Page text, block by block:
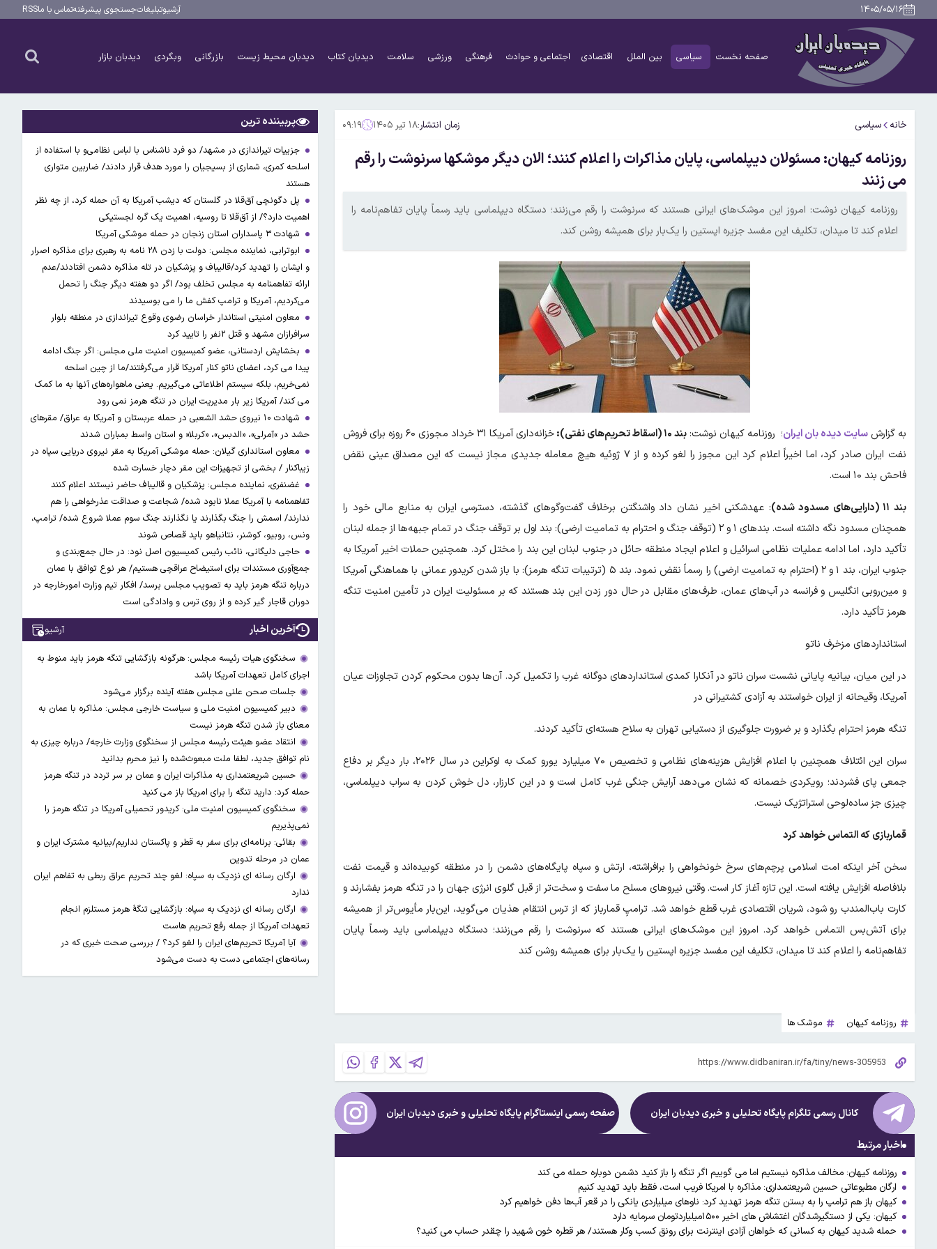
۱۴۰۵/۰۵/۱۶ آرشیوتبلیغاتجستجوی پیشرفتهتماس با ماRSS
صفحه نخست سیاسی بین الملل اقتصادی اجتماعی و حوادث فرهنگی ورزشی سلامت دیدبان کتاب دیدبان محیط زیست بازرگانی وبگردی دیدبان بازار
خانه سیاسی زمان انتشار:۱۸ تیر ۱۴۰۵ ۰۹:۱۹
روزنامه کیهان: مسئولان دیپلماسی، پایان مذاکرات را اعلام کنند؛ الان دیگر موشکها سرنوشت را رقم
می زنند
روزنامه کیهان نوشت: امروز این موشک‌های ایرانی هستند که سرنوشت را رقم می‌زنند؛ دستگاه دیپلماسی باید رسماً پایان تفاهم‌نامه را
اعلام کند تا میدان، تکلیف این مفسد جزیره اپستین را یک‌بار برای همیشه روشن کند.
به گزارشسایت دیده بان ایران؛ روزنامه کیهان نوشت:بند ۱۰ (اسقاط تحریم‌های نفتی):
خزانه‌داری آمریکا ۳۱ خرداد مجوزی ۶۰ روزه برای فروش
نفت ایران صادر کرد، اما اخیراً اعلام کرد این مجوز را لغو کرده و از ۷ ژوئیه هیچ معامله جدیدی مجاز نیست که این مصداق عینی نقض
فاحش بند ۱۰ است.
بند ۱۱ (دارایی‌های مسدود شده)
: عهدشکنی اخیر نشان داد واشنگتن برخلاف گفت‌وگوهای گذشته، دسترسی ایران به منابع مالی خود را
همچنان مسدود نگه داشته است. بندهای ۱ و ۲ (توقف جنگ و احترام به تمامیت ارضی): بند اول بر توقف جنگ در تمام جبهه‌ها از جمله لبنان
تأکید دارد، اما ادامه عملیات نظامی اسرائیل و اعلام ایجاد منطقه حائل در جنوب لبنان این بند را مختل کرد. همچنین حملات اخیر آمریکا به
جنوب ایران، بند ۱ و ۲ (احترام به تمامیت ارضی) را رسماً نقض نمود. بند ۵ (ترتیبات تنگه هرمز): با باز شدن کریدور عمانی با هماهنگی آمریکا
و مین‌روبی انگلیس و فرانسه در آب‌های عمان، طرف‌های مقابل در حال دور زدن این بند هستند که بر مسئولیت ایران در تأمین امنیت تنگه
هرمز تأکید دارد.
استانداردهای مزخرف ناتو
در این میان، بیانیه پایانی نشست سران ناتو در آنکارا کمدی استانداردهای دوگانه غرب را تکمیل کرد. آن‌ها بدون محکوم کردن تجاوزات عیان
آمریکا، وقیحانه از ایران خواستند به آزادی کشتیرانی در
تنگه هرمز احترام بگذارد و بر ضرورت جلوگیری از دستیابی تهران به سلاح هسته‌ای تأکید کردند.
سران این ائتلاف همچنین با اعلام افزایش هزینه‌های نظامی و تخصیص ۷۰ میلیارد یورو کمک به اوکراین در سال ۲۰۲۶، بار دیگر بر دفاع
جمعی پای فشردند؛ رویکردی خصمانه که نشان می‌دهد آرایش جنگی غرب کامل است و در این کارزار، دل‌ خوش کردن به سراب دیپلماسی،
چیزی جز ساده‌لوحی استراتژیک نیست.
قماربازی که التماس خواهد کرد
سخن آخر اینکه امت اسلامی پرچم‌های سرخ خونخواهی را برافراشته، ارتش و سپاه پایگاه‌های دشمن را در منطقه کوبیده‌اند و قیمت نفت
بلافاصله افزایش یافته است. این تازه آغاز کار است. وقتی نیروهای مسلح ما سفت و سخت‌تر از قبل گلوی انرژی جهان را در تنگه هرمز بفشارند و
کارت باب‌المندب رو شود، شریان اقتصادی غرب قطع خواهد شد. ترامپِ قمارباز که از ترس انتقام هذیان می‌گوید، این‌بار مأیوس‌تر از همیشه
برای آتش‌بس التماس خواهد کرد. امروز این موشک‌های ایرانی هستند که سرنوشت را رقم می‌زنند؛ دستگاه دیپلماسی باید رسماً پایان
تفاهم‌نامه را اعلام کند تا میدان، تکلیف این مفسد جزیره اپستین را یک‌بار برای همیشه روشن کند
روزنامه کیهان موشک ها
کانال رسمی تلگرام پایگاه تحلیلی و خبریدیدبان ایران صفحه رسمی اینستاگرام پایگاه تحلیلی و خبریدیدبان ایران
اخبار مرتبط
روزنامه کیهان: مخالف مذاکره نیستیم اما می گوییم اگر تنگه را باز کنید دشمن دوباره حمله می کند
ارگان مطبوعاتی حسین شریعتمداری: مذاکره با امریکا فریب است، فقط باید تهدید کنیم
کیهان باز هم ترامپ را به بستن تنگه هرمز تهدید کرد: ناوهای میلیاردی یانکی را در قعر آب‌ها دفن خواهیم کرد
کیهان: یکی از دستگیرشدگان اغتشاش های اخیر ۱۵۰۰میلیاردتومان سرمایه دارد
حمله شدید کیهان به کسانی که خواهان آزادی اینترنت برای رونق کسب وکار هستند/ هر قطره خون شهید را چقدر حساب می کنید؟
پربیننده ترین
جزییات تیراندازی در مشهد/ دو فرد ناشناس با لباس نظامی‌و با استفاده از
اسلحه کمری، شماری از بسیجیان را مورد هدف قرار دادند/ ضاربین متواری
هستند
پل دگونچی آق‌قلا در گلستان که دیشب آمریکا به آن حمله کرد، از چه نظر
اهمیت دارد؟/ از آق‌قلا تا روسیه، اهمیت یک گره لجستیکی
شهادت ۳ ‌پاسداران استان زنجان در حمله موشکی آمریکا
ابوترابی، نماینده مجلس: دولت با زدن ۲۸ نامه به رهبری برای مذاکره اصرار
و ایشان را تهدید کرد/قالیباف و پزشکیان در تله مذاکره دشمن افتادند/عدم
ارائه تفاهمنامه به مجلس تخلف بود/ اگر دو هفته دیگر جنگ را تحمل
می‌کردیم، آمریکا و ترامپ کفش ما را می بوسیدند
معاون امنیتی استاندار خراسان رضوی وقوع تیراندازی در منطقه بلوار
سرافرازان مشهد و قتل ۲نفر را تایید کرد
بخشایش اردستانی، عضو کمیسیون امنیت ملی مجلس: اگر جنگ ادامه
پیدا می کرد، اعضای ناتو کنار آمریکا قرار می‌گرفتند/ما از چین اسلحه
نمی‌خریم، بلکه سیستم اطلاعاتی می‌گیریم. یعنی ماهواره‌های آنها به ما کمک
می کند/ آمریکا زیر بار مدیریت ایران در تنگه هرمز نمی رود
شهادت ۱۰ نیروی حشد الشعبی در حمله عربستان و آمریکا به عراق/ مقرهای
حشد در »آمرلی»، «الدبس»، «کربلا« و استان واسط بمباران شدند
معاون استانداری گیلان: حمله موشکی آمریکا به مقر نیروی دریایی سپاه در
زیباکنار / بخشی از تجهیزات این مقر دچار خسارت شده
غضنفری، نماینده مجلس: پزشکیان و قالیباف حاضر نیستند اعلام کنند
تفاهمنامه با آمریکا عملا نابود شده/ شجاعت و صداقت عذرخواهی را هم
ندارند/ اسمش را جنگ بگذارند یا نگذارند جنگ سوم عملا شروع شده/ ترامپ،
ونس، روبیو، کوشنر، نتانیاهو باید قصاص شوند
حاجی دلیگانی، نائب رئیس کمیسیون اصل نود: در حال جمع‌بندی و
جمع‌آوری مستندات برای استیضاح عراقچی هستیم/ هر نوع توافق با عمان
درباره تنگه هرمز باید به تصویب مجلس برسد/ افکار تیم وزارت امورخارجه در
دوران قاجار گیر کرده و از روی ترس و وادادگی است
آخرین اخبار آرشیو
سخنگوی هیات رئیسه مجلس: هرگونه بازگشایی تنگه هرمز باید منوط به
اجرای کامل تعهدات آمریکا باشد
جلسات صحن علنی مجلس هفته آینده برگزار می‌شود
دبیر کمیسیون امنیت ملی و سیاست خارجی مجلس: مذاکره با عمان به
معنای باز شدن تنگه هرمز نیست
انتقاد عضو هیئت رئیسه مجلس از سخنگوی وزارت خارجه/ درباره چیزی به
نام توافق جدید، لطفا ملت مبعوث‌شده را نیز محرم بدانید
حسین شریعتمداری به مذاکرات ایران و عمان بر سر تردد در تنگه هرمز
حمله کرد: دارید تنگه را برای امریکا باز می کنید
سخنگوی کمیسیون امنیت ملی: کریدور تحمیلی آمریکا در تنگه هرمز را
نمی‌پذیریم
بقائی: برنامه‌ای برای سفر به قطر و پاکستان نداریم/بیانیه مشترک ایران و
عمان در مرحله تدوین
ارگان رسانه ای نزدیک به سپاه: لغو چند تحریم عراق ربطی به تفاهم ایران
ندارد
ارگان رسانه ای نزدیک به سپاه: بازگشایی تنگۀ هرمز مستلزم انجام
تعهدات آمریکا از جمله رفع تحریم هاست
آیا آمریکا تحریم‌های ایران را لغو کرد؟ / بررسی صحت خبری که در
رسانه‌های اجتماعی دست به دست می‌شود